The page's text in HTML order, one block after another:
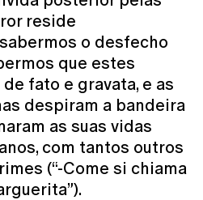
reside
o desfecho
que estes
fato e gravata, e as
despiram a bandeira
as suas vidas
com tantos outros
(“-Come si chiama